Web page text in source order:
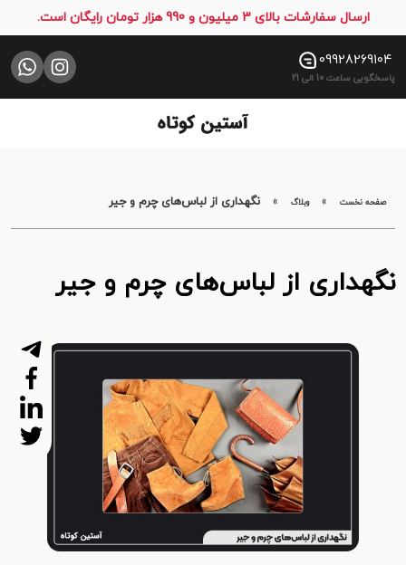
ارسال سفارشات بالای 3 میلیون و 990 هزار تومان رایگان است.
09928269104
پاسخگویی ساعت 10 الی 21
صفحه
نخست
فروشگاه
صفحه نخست » وبلاگ » نگهداری از لباس‌های چرم و جیر
نگهداری از لباس‌های چرم و جیر